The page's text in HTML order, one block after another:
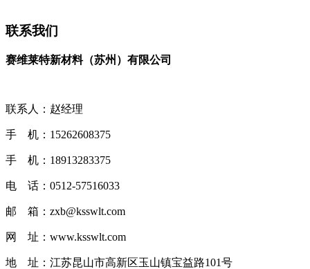
联系我们
赛维莱特新材料（苏州）有限公司
联系人：赵经理
手 机：15262608375
手 机：18913283375
电 话：0512-57516033
邮 箱：zxb@ksswlt.com
网 址：www.ksswlt.com
地 址：江苏昆山市高新区玉山镇宝益路101号